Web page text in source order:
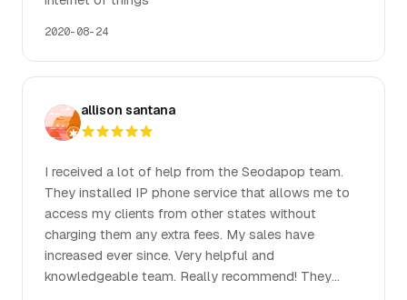
2020-08-24
allison santana
I received a lot of help from the Seodapop team.
They installed IP phone service that allows me to
access my clients from other states without
charging them any extra fees. My sales have
increased ever since. Very helpful and
knowledgeable team. Really recommend! They